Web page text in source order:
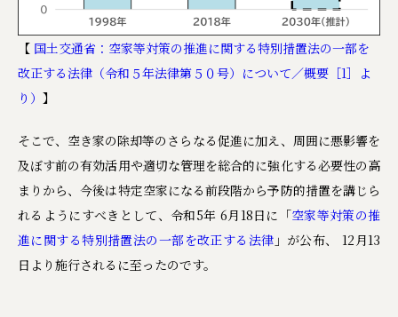
【 国土交通省：空家等対策の推進に関する特別措置法の一部を
改正する法律（令和５年法律第５０号）について／概要［1］よ
り） 】
そこで、空き家の除却等のさらなる促進に加え、周囲に悪影響を
及ぼす前の有効活用や適切な管理を総合的に強化する必要性の高
まりから、今後は特定空家になる前段階から予防的措置を講じら
れるようにすべきとして、令和5年 6月18日に「空家等対策の推
進に関する特別措置法の一部を改正する法律 」が公布、 12月13
日より施行されるに至ったのです。